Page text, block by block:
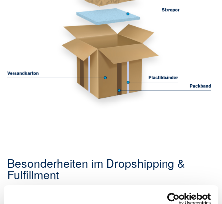
Besonderheiten im Dropshipping &
Fulfillment